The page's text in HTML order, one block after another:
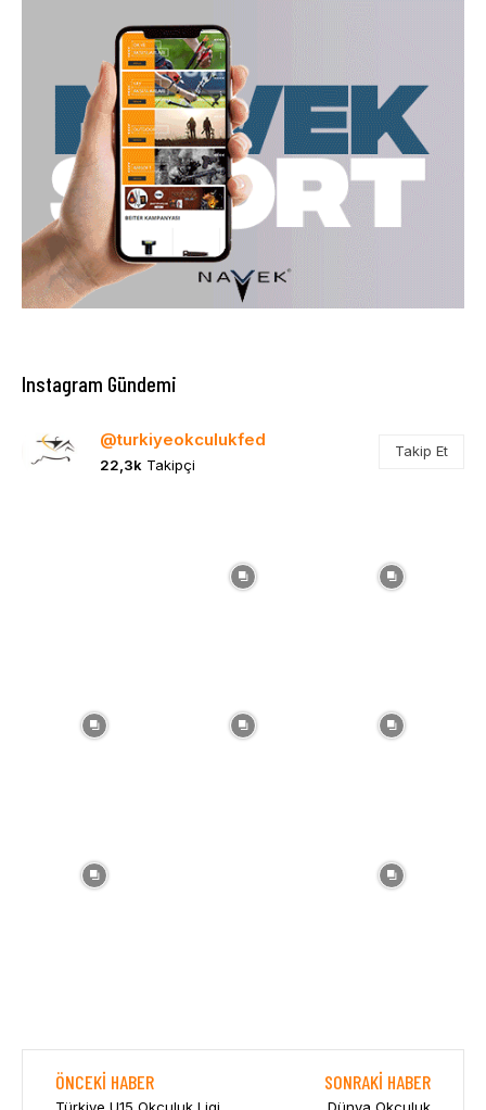
Instagram Gündemi
@turkiyeokculukfed
22,3k Takipçi
Takip Et
ÖNCEKI HABER SONRAKI HABER